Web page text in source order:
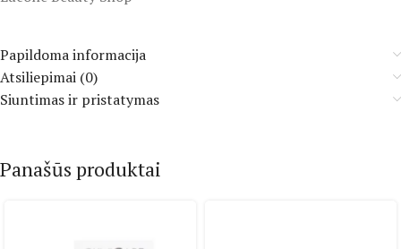
Papildoma informacija
Atsiliepimai (0)
Siuntimas ir pristatymas
Panašūs produktai